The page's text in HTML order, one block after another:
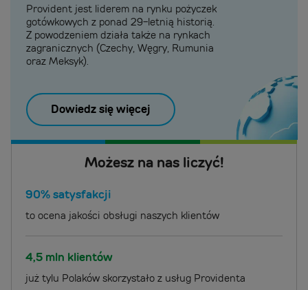
Provident jest liderem na rynku pożyczek
gotówkowych z ponad 29-letnią historią.
Z powodzeniem działa także na rynkach
zagranicznych (Czechy, Węgry, Rumunia
oraz Meksyk).
Dowiedz się więcej
Możesz na nas liczyć!
90% satysfakcji
to ocena jakości obsługi naszych klientów
4,5 mln klientów
już tylu Polaków skorzystało z usług Providenta